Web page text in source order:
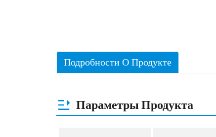
Подробности О Продукте
Параметры Продукта